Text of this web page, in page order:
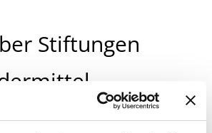
Stiftungen
Unterstützung für ein